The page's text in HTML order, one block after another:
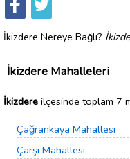
İkizdere Nereye Bağlı?
İkizdere Mahalleleri
İkizdere ilçesinde toplam 7
Çağrankaya Mahallesi
Çarşı Mahallesi